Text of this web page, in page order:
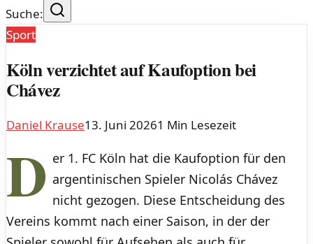
Suche:
Sport
Köln verzichtet auf Kaufoption bei
Chávez
Daniel Krause13. Juni 20261 Min Lesezeit
D er 1. FC Köln hat die Kaufoption für den
argentinischen Spieler Nicolás Chávez
nicht gezogen. Diese Entscheidung des
Vereins kommt nach einer Saison, in der der